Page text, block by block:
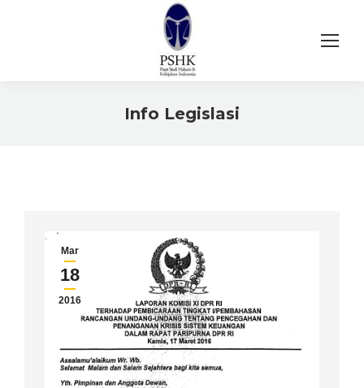
Info Legislasi
Mar
18
2016